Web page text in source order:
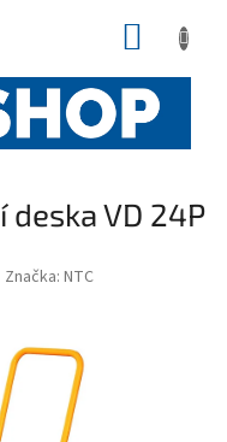
VD 24P
Značka: NTC